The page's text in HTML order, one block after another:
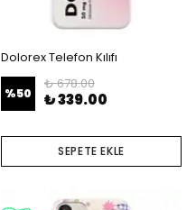
Dolorex Telefon Kılıfı
%50
₺ 678.00
₺ 339.00
SEPETE EKLE